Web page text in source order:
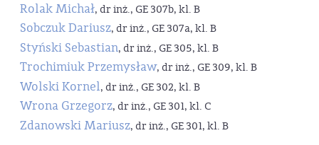
Rolak Michał, dr inż., GE 307b, kl. B
Sobczuk Dariusz, dr inż., GE 307a, kl. B
Styński Sebastian, dr inż., GE 305, kl. B
Trochimiuk Przemysław, dr inż., GE 309, kl. B
Wolski Kornel, dr inż., GE 302, kl. B
Wrona Grzegorz, dr inż., GE 301, kl. C
Zdanowski Mariusz, dr inż., GE 301, kl. B